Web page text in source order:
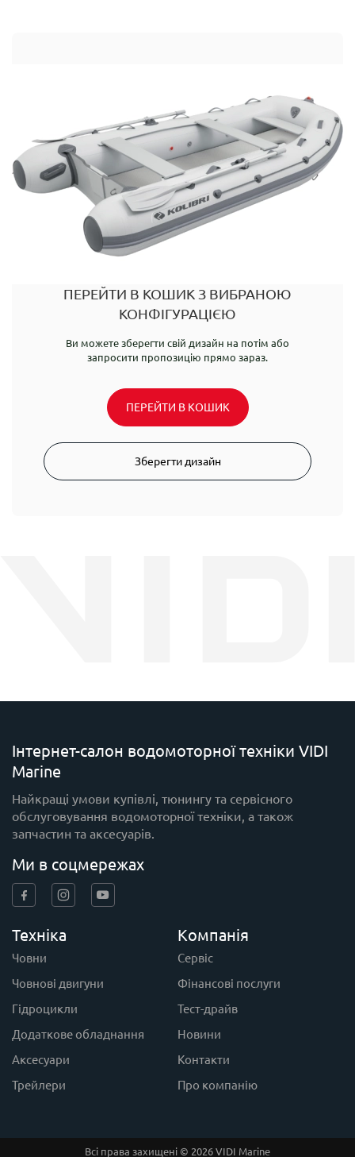
ПЕРЕЙТИ В КОШИК З ВИБРАНОЮ
КОНФІГУРАЦІЄЮ
Ви можете зберегти свій дизайн на потім або
запросити пропозицію прямо зараз.
ПЕРЕЙТИ В КОШИК
Зберегти дизайн
Інтернет-салон водомоторної техніки VIDI
Marine
Найкращі умови купівлі, тюнингу та сервісного
обслуговування водомоторної техніки, а також
запчастин та аксесуарів.
Ми в соцмережах
Техніка
Човни
Човнові двигуни
Гідроцикли
Додаткове обладнання
Аксесуари
Трейлери
Компанія
Сервіс
Фінансові послуги
Тест-драйв
Новини
Контакти
Про компанію
Всі права захищені © 2026 VIDI Marine